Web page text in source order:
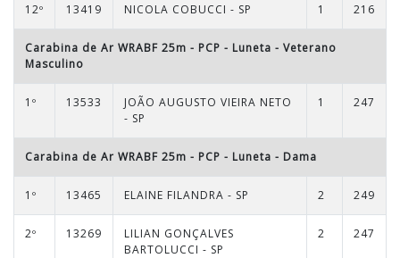
12º 13419 NICOLA COBUCCI - SP 1 216
Carabina de Ar WRABF 25m - PCP - Luneta - Veterano
Masculino
1º 13533
JOÃO AUGUSTO VIEIRA NETO
- SP
1 247
Carabina de Ar WRABF 25m - PCP - Luneta - Dama
1º 13465 ELAINE FILANDRA - SP 2 249
2º 13269
LILIAN GONÇALVES
BARTOLUCCI - SP
2 247